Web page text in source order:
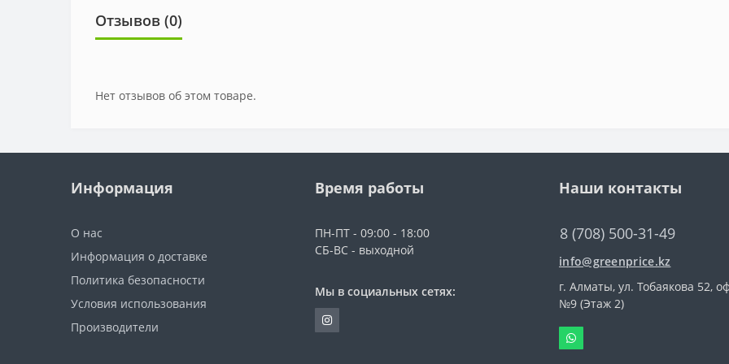
Отзывов (0)
Нет отзывов об этом товаре.
Информация
О нас
Информация о доставке
Политика безопасности
Условия использования
Производители
Время работы
ПН-ПТ - 09:00 - 18:00
СБ-ВС - выходной
Мы в социальных сетях:
Наши контакты
8 (708) 500-31-49
info@greenprice.kz
г. Алматы, ул. Тобаякова 52,
№9 (Этаж 2)